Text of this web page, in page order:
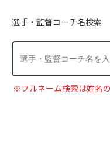
選手・監督コーチ名検索
※フルネーム検索は姓名